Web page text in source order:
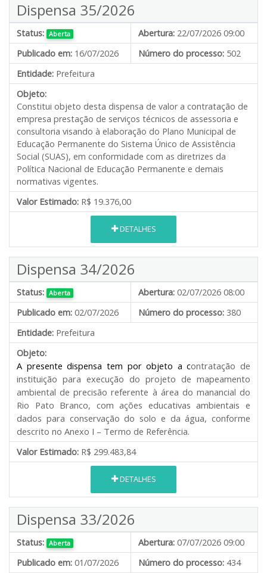
Dispensa 35/2026
Status: Aberta Abertura: 22/07/2026 09:00
Publicado em: 16/07/2026 Número do processo: 502
Entidade: Prefeitura
Objeto:
Constitui objeto desta dispensa de valor a contratação de
empresa prestação de serviços técnicos de assessoria e
consultoria visando à elaboração do Plano Municipal de
Educação Permanente do Sistema Único de Assistência
Social (SUAS), em conformidade com as diretrizes da
Política Nacional de Educação Permanente e demais
normativas vigentes.
Valor Estimado: R$ 19.376,00
DETALHES
Dispensa 34/2026
Status: Aberta Abertura: 02/07/2026 08:00
Publicado em: 02/07/2026 Número do processo: 380
Entidade: Prefeitura
Objeto:
A presente dispensa tem por objeto a contratação de
instituição para execução do projeto de mapeamento
ambiental de precisão referente à área do manancial do
Rio Pato Branco, com ações educativas ambientais e
dados para conservação do solo e da água, conforme
descrito no Anexo I – Termo de Referência.
Valor Estimado: R$ 299.483,84
DETALHES
Dispensa 33/2026
Status: Aberta Abertura: 07/07/2026 09:00
Publicado em: 01/07/2026 Número do processo: 434